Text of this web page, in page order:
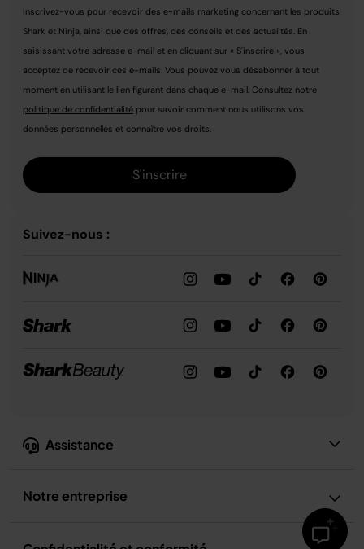
Assistance
Notre entreprise
Inscrivez-vous pour recevoir des e-mails marketing concernant les produits
Shark et Ninja, ainsi que des offres, des conseils et des actualités. En
saisissant votre adresse e-mail et en cliquant sur « S'inscrire », vous
acceptez de recevoir ces e-mails. Vous pouvez vous désabonner à tout
moment en utilisant le lien figurant dans chaque e-mail. Consultez notre
politique de confidentialité pour savoir comment nous utilisons vos
données personnelles et connaître vos droits.
S'inscrire
Suivez-nous :